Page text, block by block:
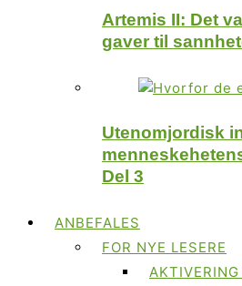
Artemis II: Det
gaver til
Utenomjordisk
Del 3
ANBEFALES
FOR NYE LESERE